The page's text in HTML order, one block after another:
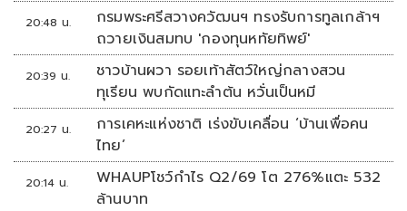
20:48 น.
กรมพระศรีสวางควัฒนฯ ทรงรับการทูลเกล้าฯ
ถวายเงินสมทบ 'กองทุนหทัยทิพย์'
20:39 น.
ชาวบ้านผวา รอยเท้าสัตว์ใหญ่กลางสวน
ทุเรียน พบกัดแทะลำต้น หวั่นเป็นหมี
20:27 น.
การเคหะแห่งชาติ เร่งขับเคลื่อน ‘บ้านเพื่อคน
ไทย’
20:14 น.
WHAUPโชว์กำไร Q2/69 โต 276%แตะ 532
ล้านบาท